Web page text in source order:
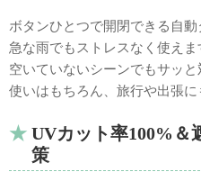
ボタンひとつで開閉できる自
急な雨でもストレスなく使え
空いていないシーンでもサッ
使いはもちろん、旅行や出張に
UVカット率100%＆
策